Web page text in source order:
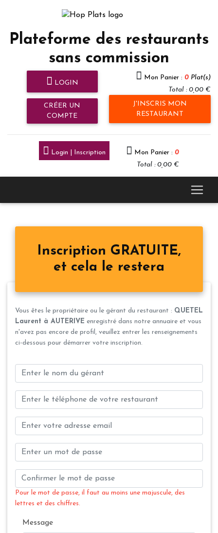
Plateforme des restaurants
sans commission
LOGIN
CRÉER UN
COMPTE
Mon Panier : 0 Plat(s)
Total : 0,00 €
J'INSCRIS MON
RESTAURANT
Login | Inscription Mon Panier : 0
Total : 0,00 €
Inscription GRATUITE,
et cela le restera
Vous êtes le propriétaire ou le gérant du restaurant : QUETEL
Laurent à AUTERIVE enregistré dans notre annuaire et vous
n'avez pas encore de profil, veuillez entrer les renseignements
ci-dessous pour démarrer votre inscription.
Pour le mot de passe, il faut au moins une majuscule, des
lettres et des chiffres.
Message